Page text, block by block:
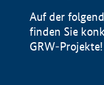
Auf der
finden Sie
GRW-Projekte!